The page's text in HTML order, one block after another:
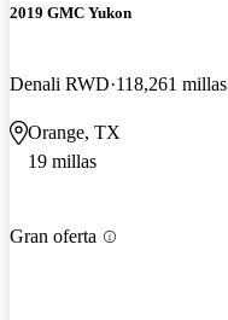
2019 GMC Yukon
Denali RWD 118,261 millas
Orange, TX
19 millas
Gran oferta